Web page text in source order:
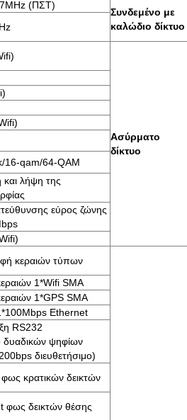
(ΠΣΤ)
Συνδεμένο με
καλώδιο δίκτυο
Ασύρματο
δίκτυο
16-qam/64-QAM
και λήψη της
εύρος ζώνης
κεραιών τύπων
1*Wifi SMA
1*GPS SMA
Ethernet
RS232
ψηφίων
διευθετήσιμο)
κρατικών δεικτών
φως δεικτών θέσης